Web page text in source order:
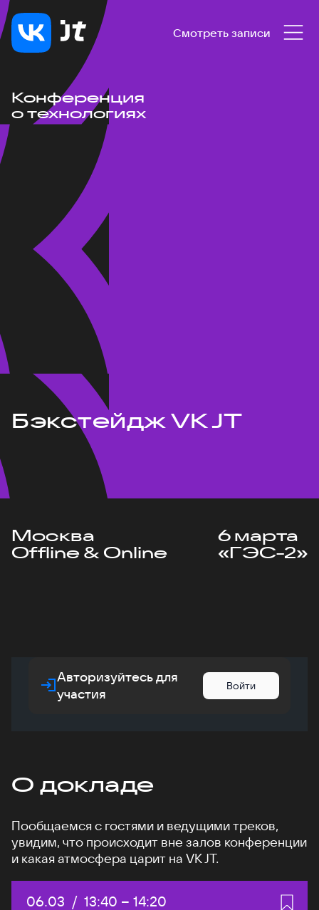
Смотреть записи
Конференция
о технологиях
Бэкстейдж VK JT
Москва
Offline & Online
6 марта
«ГЭС-2»
Авторизуйтесь для
участия
Войти
О докладе
Пообщаемся с гостями и ведущими треков,
увидим, что происходит вне залов конференции
и какая атмосфера царит на VK JT.
Дата:
06.03 / Начало:
13:40 – Конец:
14:20